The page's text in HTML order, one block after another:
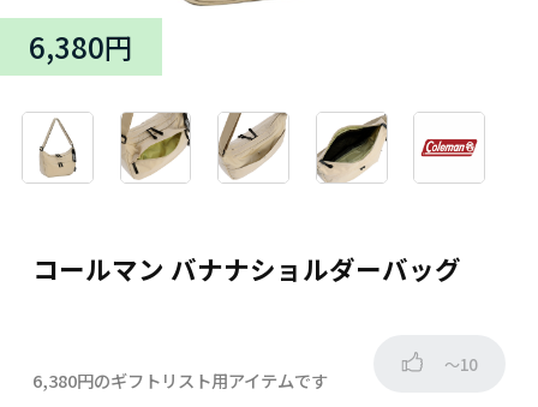
コールマン バナナショルダーバッグ
6,380円
6,380円のギフトリスト用アイテムです
～10